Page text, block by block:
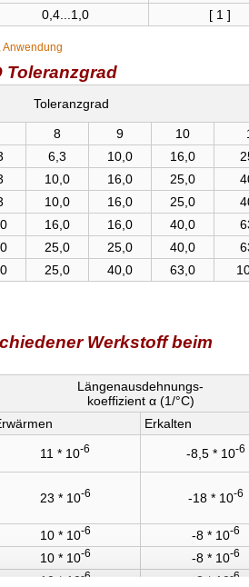
0,4...1,0 [ 1 ]
Anwendung
Toleranzgrad
Toleranzgrad
8 9 10
6,3 10,0 16,0
10,0 16,0 25,0
10,0 16,0 25,0
16,0 16,0 40,0
25,0 25,0 40,0
25,0 40,0 63,0
Werkstoff beim
Längenausdehnungs-
koeffizient α (1/°C)
Erkalten
11 * 10-6 -8,5 * 10-6
23 * 10-6 -18 * 10-6
10 * 10-6 -8 * 10-6
10 * 10-6 -8 * 10-6
10 * 10-6 -8 * 10-6